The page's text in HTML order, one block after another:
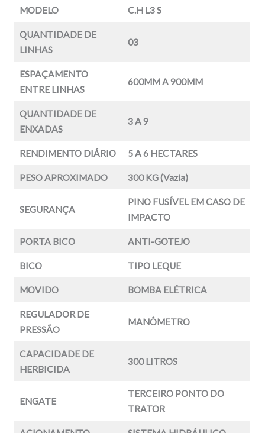
MODELO C.H L3 S
QUANTIDADE DE
LINHAS
03
ESPAÇAMENTO
ENTRE LINHAS
600MM A 900MM
QUANTIDADE DE
ENXADAS
3 A 9
RENDIMENTO DIÁRIO 5 A 6 HECTARES
PESO APROXIMADO 300 KG (Vazia)
SEGURANÇA
PINO FUSÍVEL EM CASO DE
IMPACTO
PORTA BICO ANTI-GOTEJO
BICO TIPO LEQUE
MOVIDO BOMBA ELÉTRICA
REGULADOR DE
PRESSÃO
MANÔMETRO
CAPACIDADE DE
HERBICIDA
300 LITROS
ENGATE
TERCEIRO PONTO DO
TRATOR